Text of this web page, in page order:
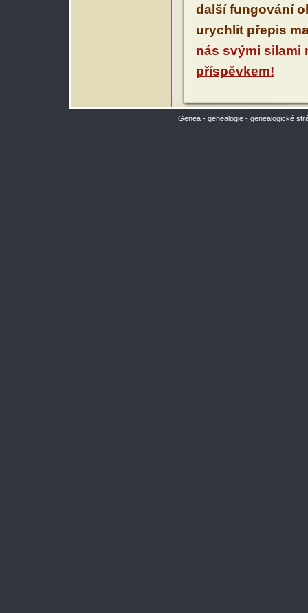
další fungování
urychlit přepis
nás svými silami
příspěvkem!
Genea - genealogie - genealogické